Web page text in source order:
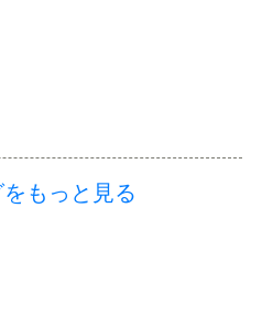
もっと見る